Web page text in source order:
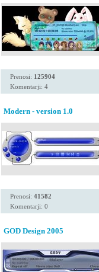
Prenosi: 125904
Komentarji: 4
Modern - version 1.0
Prenosi: 41582
Komentarji: 0
GOD Design 2005